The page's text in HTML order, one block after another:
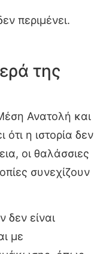
περιμένει.
της
Ανατολή και
ότι η ιστορία δεν
οι θαλάσσιες
συνεχίζουν
δεν είναι
με